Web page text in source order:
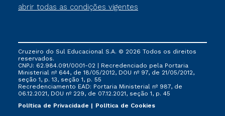
abrir todas as condições vigentes
vigente, que ainda não tenham efetivado e/ou não
tenham cancelado ou trancado sua matrícula em uma
via FIES, Prouni e outros programas governamentais, e
não se acumula com nenhuma outra campanha
ofertada pela Instituição.
Cruzeiro do Sul Educacional S.A. © 2026 Todos os direitos
reservados.
CNPJ: 62.984.091/0001-02 | Recredenciado pela Portaria
Ministerial nº 644, de 18/05/2012, DOU nº 97, de 21/05/2012,
seção 1, p. 13, seção 1, p. 55
Recredenciamento EAD: Portaria Ministerial nº 987, de
06.12.2021, DOU nº 229, de 07.12.2021, seção 1, p. 45
Política de Privacidade
Política de Cookies